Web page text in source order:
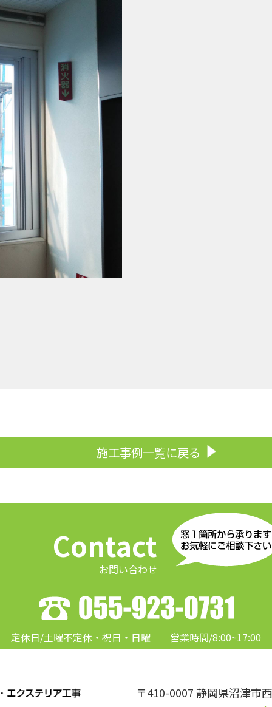
施工事例一覧に戻る
Contact
お問い合わせ
定休日/土曜不定休・祝日・日曜 営業時間/8:00~17:00
〒410-0007 静岡県沼津市